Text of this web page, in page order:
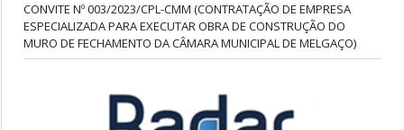
CONVITE Nº 003/2023/CPL-CMM (CONTRATAÇÃO DE EMPRESA
ESPECIALIZADA PARA EXECUTAR OBRA DE CONSTRUÇÃO DO
MURO DE FECHAMENTO DA CÂMARA MUNICIPAL DE MELGAÇO)